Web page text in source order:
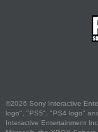
©2026 Sony Interactive
logo", "PS5", "PS4 logo"
Interactive Entertainment Inc.